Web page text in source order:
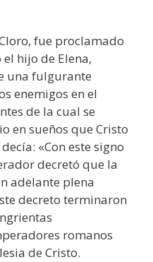
fue proclamado
hijo de Elena,
una fulgurante
enemigos en el
de la cual se
en sueños que Cristo
«Con este signo
decretó que la
adelante plena
decreto terminaron
romanos
de Cristo.